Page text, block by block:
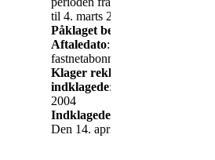
til 4. marts 2004
Påklaget beløb:
Aftaledato: Løbende
fastnetabonnement
Klager reklameret til
indklagede: Den 17. marts
2004
Indklagede truffet afgørelse:
Den 14. april 2004